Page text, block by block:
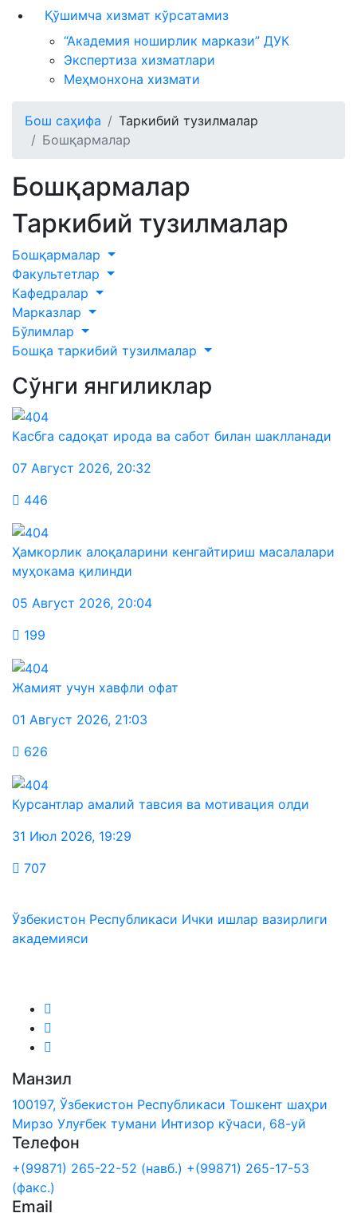
Қўшимча хизмат кўрсатамиз
“Академия ноширлик маркази” ДУК
Экспертиза хизматлари
Меҳмонхона хизмати
Бош саҳифа
Таркибий тузилмалар
Бошқармалар
Бошқармалар
Таркибий тузилмалар
Бошқармалар
Факультетлар
Кафедралар
Марказлар
Бўлимлар
Бошқа таркибий тузилмалар
Сўнги янгиликлар
Касбга садоқат ирода ва сабот билан шаклланади
07 Август 2026, 20:32
446
Ҳамкорлик алоқаларини кенгайтириш масалалари
муҳокама қилинди
05 Август 2026, 20:04
199
Жамият учун хавфли офат
01 Август 2026, 21:03
626
Курсантлар амалий тавсия ва мотивация олди
31 Июл 2026, 19:29
707
Ўзбекистон Республикаси Ички ишлар вазирлиги
академияси
Манзил
100197, Ўзбекистон Республикаси Тошкент шаҳри
Мирзо Улуғбек тумани Интизор кўчаси, 68-уй
Телефон
+(99871) 265-22-52 (навб.) +(99871) 265-17-53
(факс.)
Email